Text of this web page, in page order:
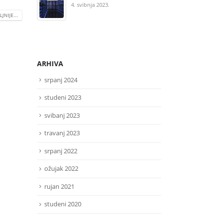
4. svibnja 2023.
ARHIVA
srpanj 2024
studeni 2023
svibanj 2023
travanj 2023
srpanj 2022
ožujak 2022
rujan 2021
studeni 2020